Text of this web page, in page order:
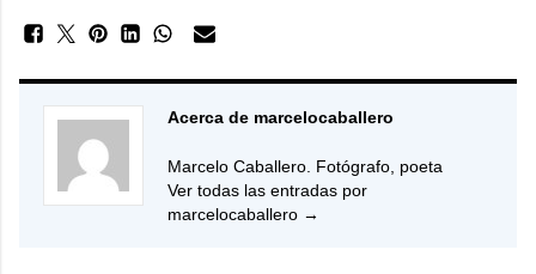
Acerca de marcelocaballero
Marcelo Caballero. Fotógrafo, poeta
Ver todas las entradas por
marcelocaballero →